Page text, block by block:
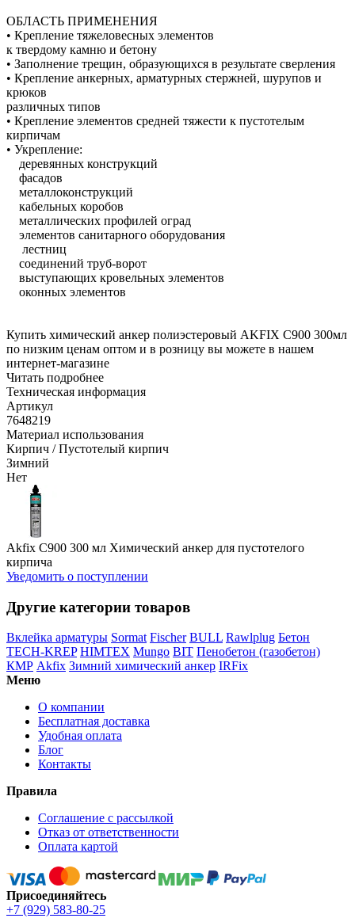
ОБЛАСТЬ ПРИМЕНЕНИЯ
• Крепление тяжеловесных элементов
к твердому камню и бетону
• Заполнение трещин, образующихся в результате сверления
• Крепление анкерных, арматурных стержней, шурупов и
крюков
различных типов
• Крепление элементов средней тяжести к пустотелым
кирпичам
• Укрепление:
деревянных конструкций
фасадов
металлоконструкций
кабельных коробов
металлических профилей оград
элементов санитарного оборудования
лестниц
соединений труб-ворот
выступающих кровельных элементов
оконных элементов
Купить химический анкер полиэстеровый AKFIX C900 300мл
по низким ценам оптом и в розницу вы можете в нашем
интернет-магазине
Читать подробнее
Техническая информация
Артикул
7648219
Материал использования
Кирпич / Пустотелый кирпич
Зимний
Нет
Akfix C900 300 мл Химический анкер для пустотелого
кирпича
Уведомить о поступлении
Другие категории товаров
Вклейка арматуры Sormat Fischer BULL Rawlplug Бетон
TECH-KREP HIMTEX Mungo BIT Пенобетон (газобетон)
КМР Akfix Зимний химический анкер IRFix
Меню
О компании
Бесплатная доставка
Удобная оплата
Блог
Контакты
Правила
Соглашение с рассылкой
Отказ от ответственности
Оплата картой
Присоединяйтесь
+7 (929) 583-80-25